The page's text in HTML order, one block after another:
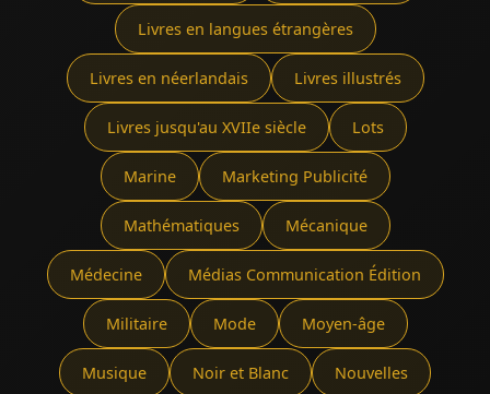
Livres en langues étrangères
Livres en néerlandais Livres illustrés
Livres jusqu'au XVIIe siècle Lots
Marine Marketing Publicité
Mathématiques Mécanique
Médecine Médias Communication Édition
Militaire Mode Moyen-âge
Musique Noir et Blanc Nouvelles